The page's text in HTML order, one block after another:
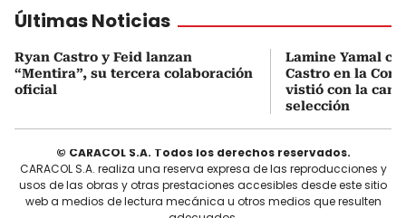
Últimas Noticias
Ryan Castro y Feid lanzan
“Mentira”, su tercera colaboración
oficial
Lamine Yamal
Castro en la
vistió con la
selección
© CARACOL S.A. Todos los derechos reservados.
CARACOL S.A. realiza una reserva expresa de las reproducciones y
usos de las obras y otras prestaciones accesibles desde este sitio
web a medios de lectura mecánica u otros medios que resulten